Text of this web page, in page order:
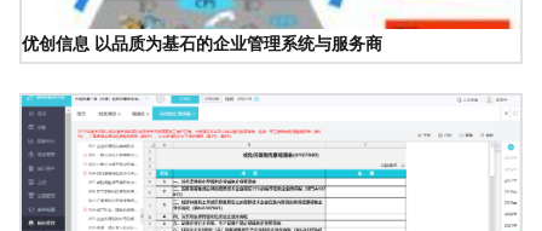
优创信息 以品质为基石的企业管理系统与服务商